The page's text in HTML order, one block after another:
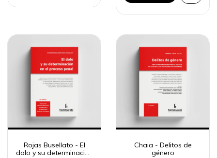
Rojas Busellato - El
dolo y su determinación
Chaia - Delitos de
género